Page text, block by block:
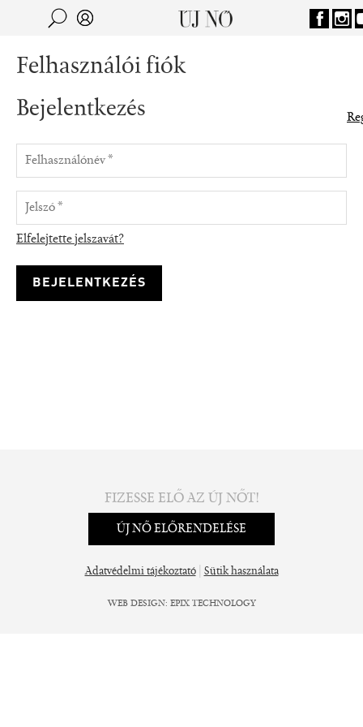
Jump to navigation
Keresés
Felhasználói fiók
Bejelentkezés
Elfelejtette jelszavát?
FIZESSE ELŐ AZ ÚJ NŐT!
ÚJ NŐ ELŐRENDELÉSE
Adatvédelmi tájékoztató| Sütik használata
WEB DESIGN: EPIX TECHNOLOGY